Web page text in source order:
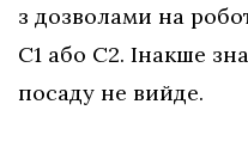
з дозволами на
C1 або C2. Інакше
посаду не вийде.